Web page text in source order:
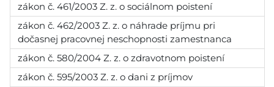
zákon č. 461/2003 Z. z. o sociálnom poistení
zákon č. 462/2003 Z. z. o náhrade príjmu pri
dočasnej pracovnej neschopnosti zamestnanca
zákon č. 580/2004 Z. z. o zdravotnom poistení
zákon č. 595/2003 Z. z. o dani z príjmov